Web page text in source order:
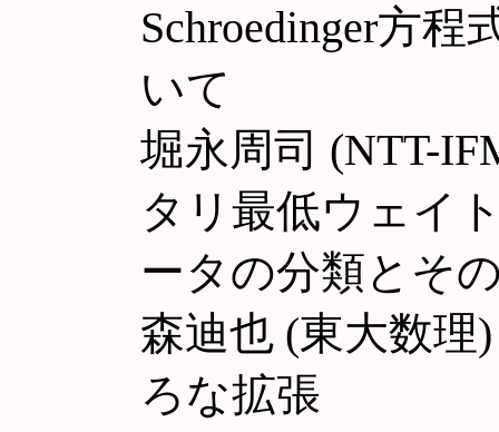
Schroedinger方
いて
堀永周司 (NTT-
タリ最低ウェイ
ータの分類とそ
森迪也 (東大数理
ろな拡張